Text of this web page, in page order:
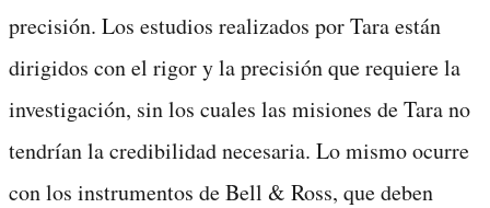
precisión. Los estudios realizados por Tara están
dirigidos con el rigor y la precisión que requiere la
investigación, sin los cuales las misiones de Tara no
tendrían la credibilidad necesaria. Lo mismo ocurre
con los instrumentos de Bell & Ross, que deben